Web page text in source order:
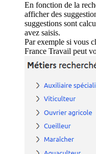
En fonction de la
afficher des
suggestions sont
avez saisis.
Par exemple si vous
France Travail peut